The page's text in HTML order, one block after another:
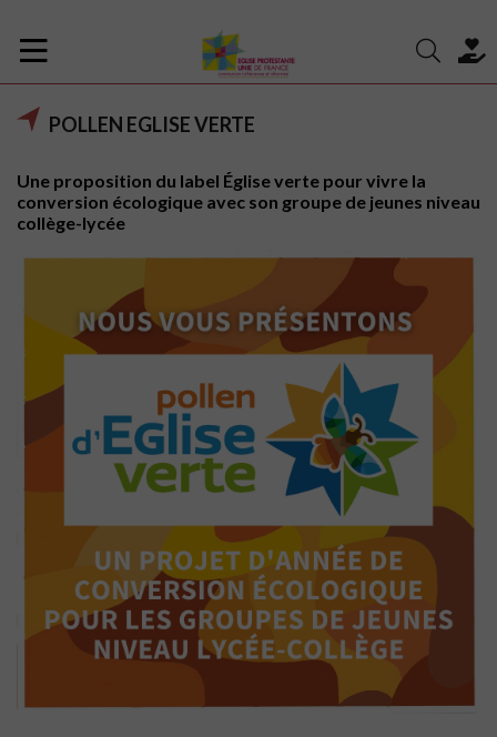
POLLEN EGLISE VERTE
Une proposition du label Église verte pour vivre la
conversion écologique avec son groupe de jeunes niveau
collège-lycée